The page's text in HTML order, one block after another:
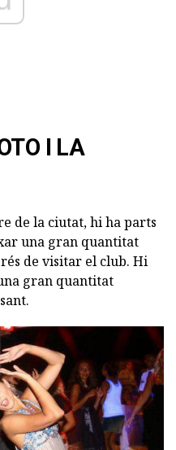
I LA
de la ciutat, hi ha parts
una gran quantitat
de visitar el club. Hi
gran quantitat